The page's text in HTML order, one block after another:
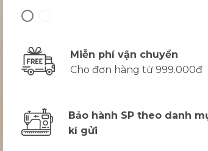
Miễn phí vận chuyển
Cho đơn hàng từ 999.000đ
Bảo hành SP theo danh
kí gửi